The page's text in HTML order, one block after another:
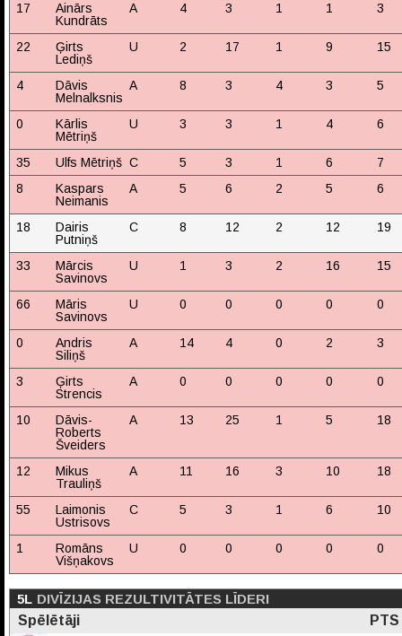
17
Ainārs
Kundrāts
A 4 3 1 1 3
22
Ģirts
Lediņš
U 2 17 1 9 15
4
Dāvis
Melnalksnis
A 8 3 4 3 5
0
Kārlis
Mētriņš
U 3 3 1 4 6
35 Ulfs Mētriņš C 5 3 1 6
7
8
Kaspars
Neimanis
A 5 6 2 5 6
18
Dairis
Putniņš
C 8 12 2 12 19
33
Mārcis
Savinovs
U 1 3 2 16 15
66
Māris
Savinovs
U 0 0 0 0 0
0
Andris
Siliņš
A 14 4 0 2 3
3
Ģirts
Strencis
A 0 0 0 0 0
10
Dāvis-
Roberts
Šveiders
A 13 25 1 5 18
12
Mikus
Trauliņš
A 11 16 3 10 18
55
Laimonis
Ustrisovs
C 5 3 1 6 10
1
Romāns
Višņakovs
U 0 0 0 0 0
5L DIVĪZIJAS REZULTIVITĀTES LĪDERI
Spēlētāji
PTS